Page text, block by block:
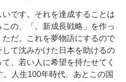
です。それを達成することは
の、「。新成長戦略」を作っ
だ、これを夢物語にするので
て沈みかけた日本を助けるの
、若い人に希望を持たせてく
人生100年時代、あとこの国